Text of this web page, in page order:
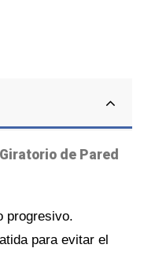
de Pared
progresivo.
para evitar el